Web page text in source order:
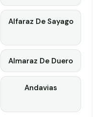
Alfaraz De Sayago
Almaraz De Duero
Andavias